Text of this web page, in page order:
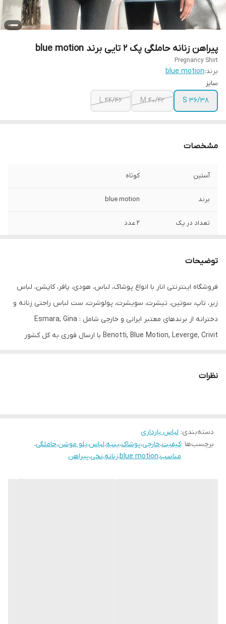
پیراهن زنانه حاملگی پک 2 تایی برند blue motion
Pregnancy Shirt
برند:blue motion
سایز
S 36/38
M 40/42
L 44/46
مشخصات
آستین کوتاه
برند blue motion
تعداد در پک 2 عدد
آبی آسمانی + صورتی
قابلیت بازگشت دارد
مورد استفاده
توضیحات
فروشگاه اینترنتی انار با انواع پوشاک، لباس، هودی، پافر، کاپشن، لباس
زیر، تاپ، سوتین، تیشرت، سویشرت، پولوشرت، ست لباس راحتی زنانه و
دخترانه از برندهای معتبر ایرانی و خارجی شامل : Esmara, Gina
Benotti, Blue Motion, Leverge, Crivit با ارسال فوری به کل کشور
نظرات
دسته‌بندی: لباس بارداری
برچسب‌ها :کیفیت،خارجی،پوشاک،پنبه،لباس،بلو موشن،حاملگی،
مناسب،blue motion،زنانه،نخی،پیراهن